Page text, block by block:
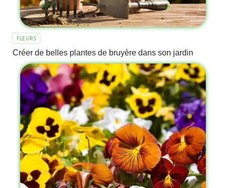
FLEURS
Créer de belles plantes de bruyère dans son jardin